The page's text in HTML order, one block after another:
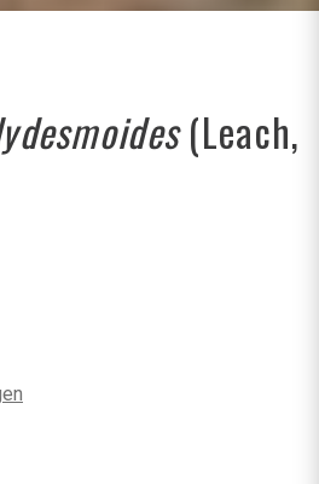
(Leach,